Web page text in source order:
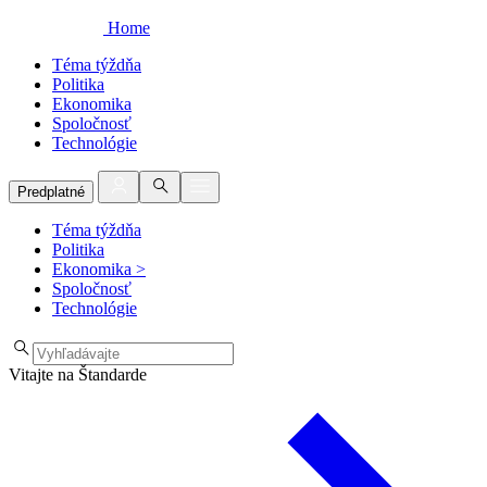
Home
Téma týždňa
Politika
Ekonomika
Spoločnosť
Technológie
Predplatné
Téma týždňa
Politika
Ekonomika >
Spoločnosť
Technológie
Vitajte na Štandarde